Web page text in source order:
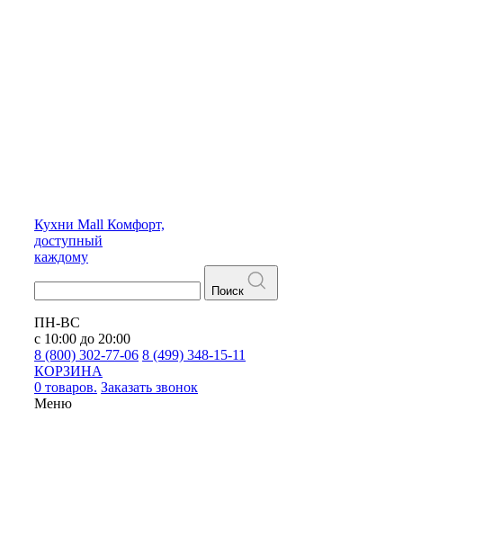
Кухни Mall Комфорт,
доступный
каждому
Поиск
ПН-ВС
с 10:00 до 20:00
8 (800) 302-77-06 8 (499) 348-15-11
КОРЗИНА
0 товаров. Заказать звонок
Меню